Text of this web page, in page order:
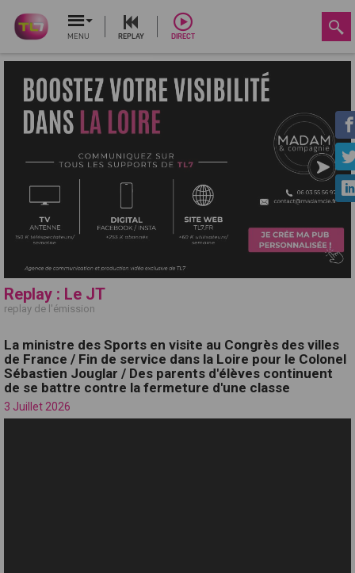
MENU REPLAY DIRECT
Replay : Le JT
replay de l'émission
La ministre des Sports en visite au Congrès des villes
de France / Fin de service dans la Loire pour le Colonel
Sébastien Jouglar / Des parents d'élèves continuent
de se battre contre la fermeture d'une classe
3 Juillet 2026